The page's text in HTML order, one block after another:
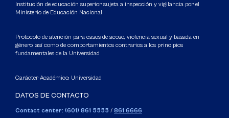
Institución de educación superior sujeta a inspección y vigilancia por el
Ministerio de Educación Nacional
Protocolo de atención para casos de acoso, violencia sexual y basada en
género, así como de comportamientos contrarios a los principios
fundamentales de la Universidad
Carácter Académico: Universidad
DATOS DE CONTACTO
Contact center: (601) 861 5555 / 861 6666